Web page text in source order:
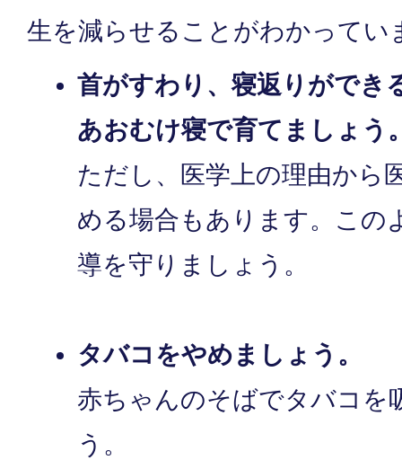
生を減らせることがわかってい
首がすわり、寝返りができ
あおむけ寝で育てましょう
ただし、医学上の理由から
める場合もあります。この
導を守りましょう。
タバコをやめましょう。
赤ちゃんのそばでタバコを
う。